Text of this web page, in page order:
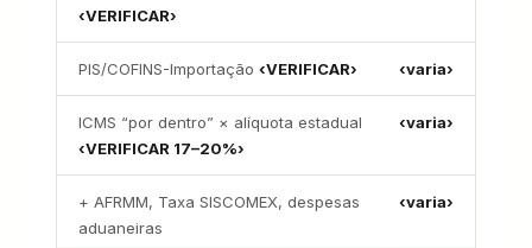
‹VERIFICAR›
PIS/COFINS-Importação ‹VERIFICAR› ‹varia›
ICMS “por dentro” × alíquota estadual
‹VERIFICAR 17–20%›
‹varia›
+ AFRMM, Taxa SISCOMEX, despesas
aduaneiras
‹varia›